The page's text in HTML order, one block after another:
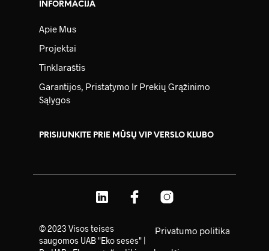
INFORMACIJA
Apie Mus
Projektai
Tinklaraštis
Garantijos, Pristatymo Ir Prekių Grąžinimo
Sąlygos
PRISIJUNKITE PRIE MŪSŲ VIP VERSLO KLUBO
Privatumo politika
© 2023 Visos teisės
saugomos UAB "Eko sesės" |